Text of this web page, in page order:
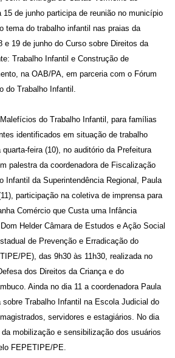
15 de junho participa de reunião no município
tema do trabalho infantil nas praias da
e 19 de junho do Curso sobre Direitos da
Trabalho Infantil e Construção de
na OAB/PA, em parceria com o Fórum
do Trabalho Infantil.
do Trabalho Infantil, para famílias
identificados em situação de trabalho
feira (10), no auditório da Prefeitura
palestra da coordenadora de Fiscalização
Infantil da Superintendência Regional, Paula
participação na coletiva de imprensa para
Comércio que Custa uma Infância
Helder Câmara de Estudos e Ação Social
de Prevenção e Erradicação do
PE), das 9h30 às 11h30, realizada no
dos Direitos da Criança e do
Ainda no dia 11 a coordenadora Paula
sobre Trabalho Infantil na Escola Judicial do
servidores e estagiários. No dia
mobilização e sensibilização dos usuários
FEPETIPE/PE.